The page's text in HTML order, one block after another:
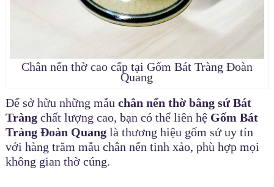
Chân nến thờ cao cấp tại Gốm Bát Tràng Đoàn
Quang
Để sở hữu những mẫu chân nến thờ bằng sứ Bát
Tràngchất lượng cao, bạn có thể liên hệ Gốm Bát
Tràng Đoàn Quanglà thương hiệu gốm sứ uy tín
với hàng trăm mẫu chân nến tinh xảo, phù hợp mọi
không gian thờ cúng.